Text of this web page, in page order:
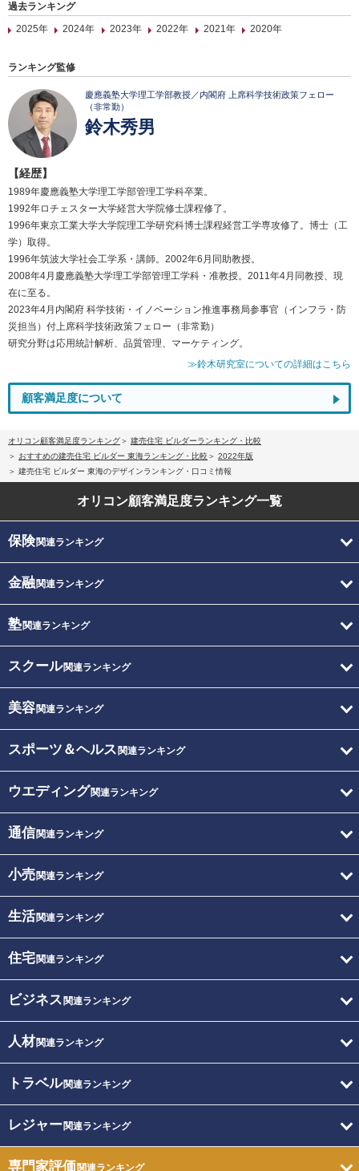
過去ランキング
2025年
2024年 2023年 2022年 2021年 2020年
ランキング監修
慶應義塾大学理工学部教授／内閣府 上席科学技術政策フェロー
（非常勤）
鈴木秀男
【経歴】
1989年慶應義塾大学理工学部管理工学科卒業。
1992年ロチェスター大学経営大学院修士課程修了。
1996年東京工業大学大学院理工学研究科博士課程経営工学専攻修了。博士（工
学）取得。
1996年筑波大学社会工学系・講師。2002年6月同助教授。
2008年4月慶應義塾大学理工学部管理工学科・准教授。2011年4月同教授、現
在に至る。
2023年4月内閣府 科学技術・イノベーション推進事務局参事官（インフラ・防
災担当）付上席科学技術政策フェロー（非常勤）
研究分野は応用統計解析、品質管理、マーケティング。
≫鈴木研究室についての詳細はこちら
顧客満足度について
オリコン顧客満足度ランキング
建売住宅 ビルダーランキング・比較
おすすめの建売住宅 ビルダー 東海ランキング・比較
2022年版
建売住宅 ビルダー 東海のデザインランキング・口コミ情報
オリコン顧客満足度ランキング一覧
保険関連ランキング
金融関連ランキング
塾関連ランキング
スクール関連ランキング
美容関連ランキング
スポーツ＆ヘルス 関連ランキング
ウエディング関連ランキング
通信関連ランキング
小売関連ランキング
生活関連ランキング
住宅関連ランキング
ビジネス 関連ランキング
人材関連ランキング
トラベル関連ランキング
レジャー関連ランキング
専門家評価関連ランキング